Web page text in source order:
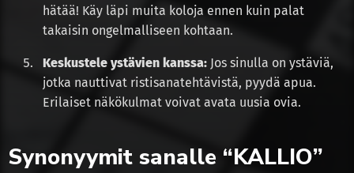
hätää! Käy läpi muita koloja ennen kuin palat
takaisin ongelmalliseen kohtaan.
Keskustele ystävien kanssa: Jos sinulla on ystäviä,
jotka nauttivat ristisanatehtävistä, pyydä apua.
Erilaiset näkökulmat voivat avata uusia ovia.
Synonyymit sanalle “KALLIO”